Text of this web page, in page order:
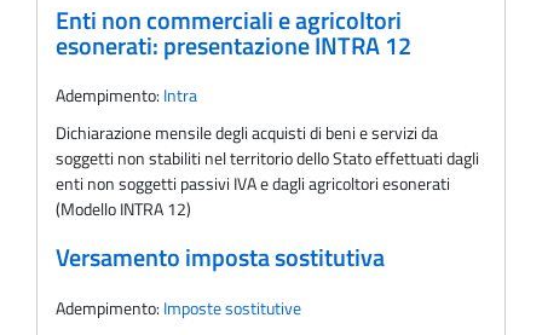
Enti non commerciali e agricoltori
esonerati: presentazione INTRA 12
Adempimento: Intra
Dichiarazione mensile degli acquisti di beni e servizi da
soggetti non stabiliti nel territorio dello Stato effettuati dagli
enti non soggetti passivi IVA e dagli agricoltori esonerati
(Modello INTRA 12)
Versamento imposta sostitutiva
Adempimento: Imposte sostitutive